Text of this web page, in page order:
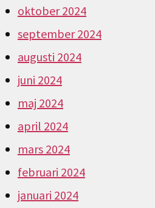
oktober 2024
september 2024
augusti 2024
juni 2024
maj 2024
april 2024
mars 2024
februari 2024
januari 2024